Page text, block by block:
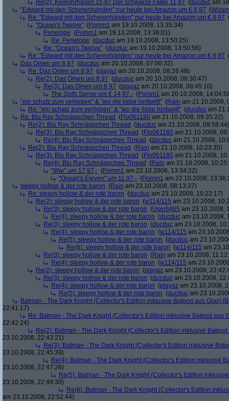
Re(2): Keinohrhasen 15,97 Der schwarze Falke 11,97 (ducduc am
"Edward mit den Scherenhänden" nur heute bei Amazon um € 8,97 (
Re: "Edward mit den Scherenhänden" nur heute bei Amazon um € 8,97
"Ocean's Twelve" (Pomm1 am 19.10.2008, 13:35:34)
Penelope (Pomm1 am 19.10.2008, 13:38:01)
Re: Penelope (ducduc am 19.10.2008, 13:50:25)
Re: "Ocean's Twelve" (ducduc am 19.10.2008, 13:50:56)
Re: "Edward mit den Scherenhänden" nur heute bei Amazon um € 8,97
Das Omen um 8,97 (ducduc am 20.10.2008, 07:00:32)
Re: Das Omen um 8,97 (playaz am 20.10.2008, 08:26:48)
Re(2): Das Omen um 8,97 (ducduc am 20.10.2008, 08:30:47)
Re(3): Das Omen um 8,97 (playaz am 20.10.2008, 08:45:10)
The Sixth Sense um € 14,97,- (Pomm1 am 20.10.2008,
"ein schatz zum verlieben" & "wo die liebe hinfaellt" (Rain am 21.10.2008,
Re: "ein schatz zum verlieben" & "wo die liebe hinfaellt" (ducduc am
Re: Blu Ray Schnäppchen Thread (Flo061180 am 21.10.2008, 09:35:22)
Re(2): Blu Ray Schnäppchen Thread (ducduc am 21.10.2008, 09:58:44)
Re(3): Blu Ray Schnäppchen Thread (Flo061180 am 21.10.2008,
Re(4): Blu Ray Schnäppchen Thread (ducduc am 21.10.2008,
Re(2): Blu Ray Schnäppchen Thread (Rain am 21.10.2008, 10:23:35)
Re(3): Blu Ray Schnäppchen Thread (Flo061180 am 21.10.2008,
Re(4): Blu Ray Schnäppchen Thread (Rain am 21.10.2008,
"War" um 17,97,- (Pomm1 am 22.10.2008, 13:34:22)
"Ocean's Eleven" um 11,97,- (Pomm1 am 22.10.2008,
sleepy hollow & der rote baron (Rain am 23.10.2008, 08:13:37)
Re: sleepy hollow & der rote baron (ducduc am 23.10.2008, 10:22:17)
Re(2): sleepy hollow & der rote baron (w114/115 am 23.10.2008,
Re(3): sleepy hollow & der rote baron (User6465 am 23.10.2008,
Re(4): sleepy hollow & der rote baron (ducduc am 23.10.2008,
Re(3): sleepy hollow & der rote baron (ducduc am 23.10.2008,
Re(4): sleepy hollow & der rote baron (w114/115 am
Re(5): sleepy hollow & der rote baron (ducduc am
Re(6): sleepy hollow & der rote baron (w114/115 am
Re(3): sleepy hollow & der rote baron (Rain am 23.10.2008,
Re(4): sleepy hollow & der rote baron (w114/115 am
Re(2): sleepy hollow & der rote baron (playaz am 23.10.2008,
Re(3): sleepy hollow & der rote baron (ducduc am 23.10.2008,
Re(4): sleepy hollow & der rote baron (playaz am 23.10.2008,
Re(5): sleepy hollow & der rote baron (ducduc am
Batman - The Dark Knight (Collector's Edition inklusive Batpod aus Glas)
22:41:17)
Re: Batman - The Dark Knight (Collector's Edition inklusive Batpod aus
22:42:24)
Re(2): Batman - The Dark Knight (Collector's Edition inklusive
23.10.2008, 22:43:21)
Re(3): Batman - The Dark Knight (Collector's Edition inklusive
23.10.2008, 22:45:39)
Re(4): Batman - The Dark Knight (Collector's Edition inklusive
23.10.2008, 22:47:26)
Re(5): Batman - The Dark Knight (Collector's Edition
23.10.2008, 22:49:30)
Re(6): Batman - The Dark Knight (Collector's Edition
am 23.10.2008, 22:52:44)